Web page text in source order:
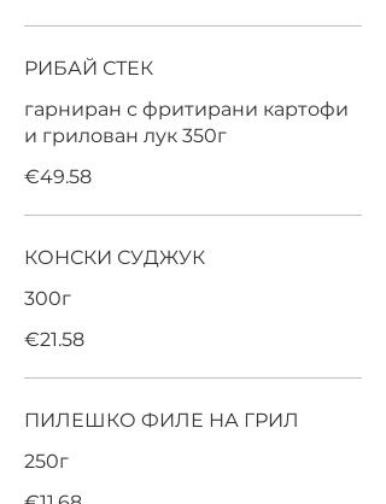
РИБАЙ СТЕК
гарниран с фритирани картофи
и грилован лук 350г
€49.58
КОНСКИ СУДЖУК
300г
€21.58
ПИЛЕШКО ФИЛЕ НА ГРИЛ
250г